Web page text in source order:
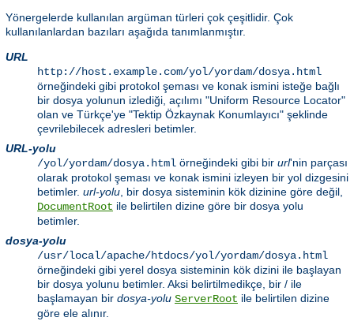
Yönergelerde kullanılan argüman türleri çok çeşitlidir. Çok
kullanılanlardan bazıları aşağıda tanımlanmıştır.
URL
http://host.example.com/yol/yordam/dosya.html
örneğindeki gibi protokol şeması ve konak ismini isteğe bağlı
bir dosya yolunun izlediği, açılımı "Uniform Resource Locator"
olan ve Türkçe'ye "Tektip Özkaynak Konumlayıcı" şeklinde
çevrilebilecek adresleri betimler.
URL-yolu
/yol/yordam/dosya.html örneğindeki gibi bir url'nin parçası
olarak protokol şeması ve konak ismini izleyen bir yol dizgesini
betimler. url-yolu, bir dosya sisteminin kök dizinine göre değil,
DocumentRoot ile belirtilen dizine göre bir dosya yolu
betimler.
dosya-yolu
/usr/local/apache/htdocs/yol/yordam/dosya.html
örneğindeki gibi yerel dosya sisteminin kök dizini ile başlayan
bir dosya yolunu betimler. Aksi belirtilmedikçe, bir / ile
başlamayan bir dosya-yolu ServerRoot ile belirtilen dizine
göre ele alınır.